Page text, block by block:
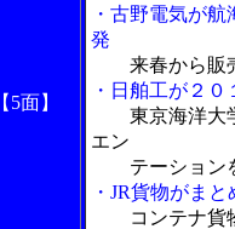
【5面】
・古野電気が
発
来春から販
・日舶工が２
東京海洋大
エン
テーション
・JR貨物がま
コンテナ貨